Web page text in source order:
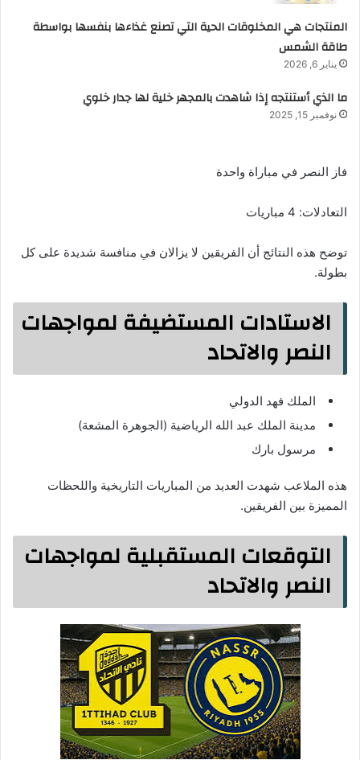
المنتجات هي المخلوقات الحية التي تصنع غذاءها بنفسها بواسطة
طاقة الشمس
يناير 6, 2026
ما الذي أستنتجه إذا شاهدت بالمجهر خلية لها جدار خلوي
نوفمبر 15, 2025
فاز النصر في مباراة واحدة
التعادلات: 4 مباريات
توضح هذه النتائج أن الفريقين لا يزالان في منافسة شديدة على كل
بطولة.
الاستادات المستضيفة لمواجهات
النصر والاتحاد
الملك فهد الدولي
مدينة الملك عبد الله الرياضية (الجوهرة المشعة)
مرسول بارك
هذه الملاعب شهدت العديد من المباريات التاريخية واللحظات
المميزة بين الفريقين.
التوقعات المستقبلية لمواجهات
النصر والاتحاد